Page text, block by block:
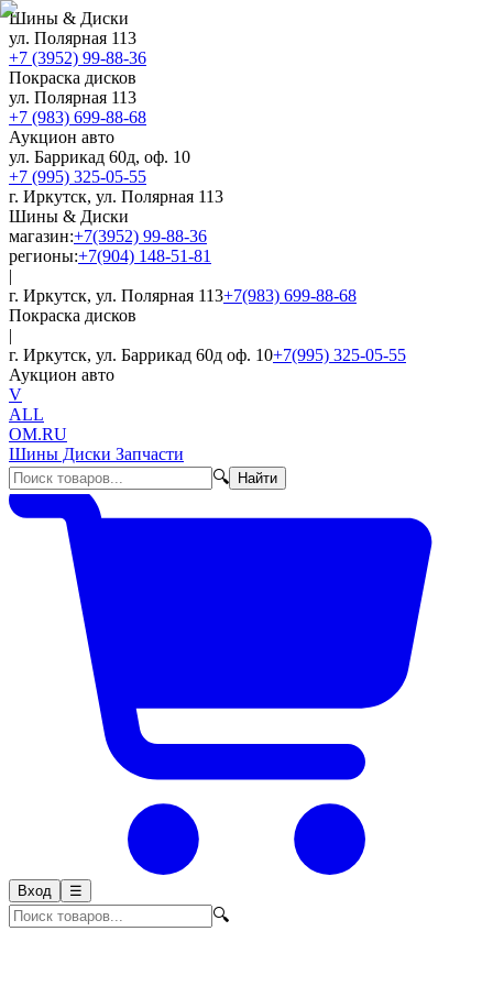
Шины & Диски
ул. Полярная 113
+7 (3952) 99-88-36
Покраска дисков
ул. Полярная 113
+7 (983) 699-88-68
Аукцион авто
ул. Баррикад 60д, оф. 10
+7 (995) 325-05-55
г. Иркутск, ул. Полярная 113
Шины & Диски
магазин:+7(3952) 99-88-36
регионы:+7(904) 148-51-81
|
г. Иркутск, ул. Полярная 113+7(983) 699-88-68
Покраска дисков
|
г. Иркутск, ул. Баррикад 60д оф. 10+7(995) 325-05-55
Аукцион авто
V
ALL
OM.RU
Шины Диски Запчасти
🔍
Найти
Вход ☰
🔍